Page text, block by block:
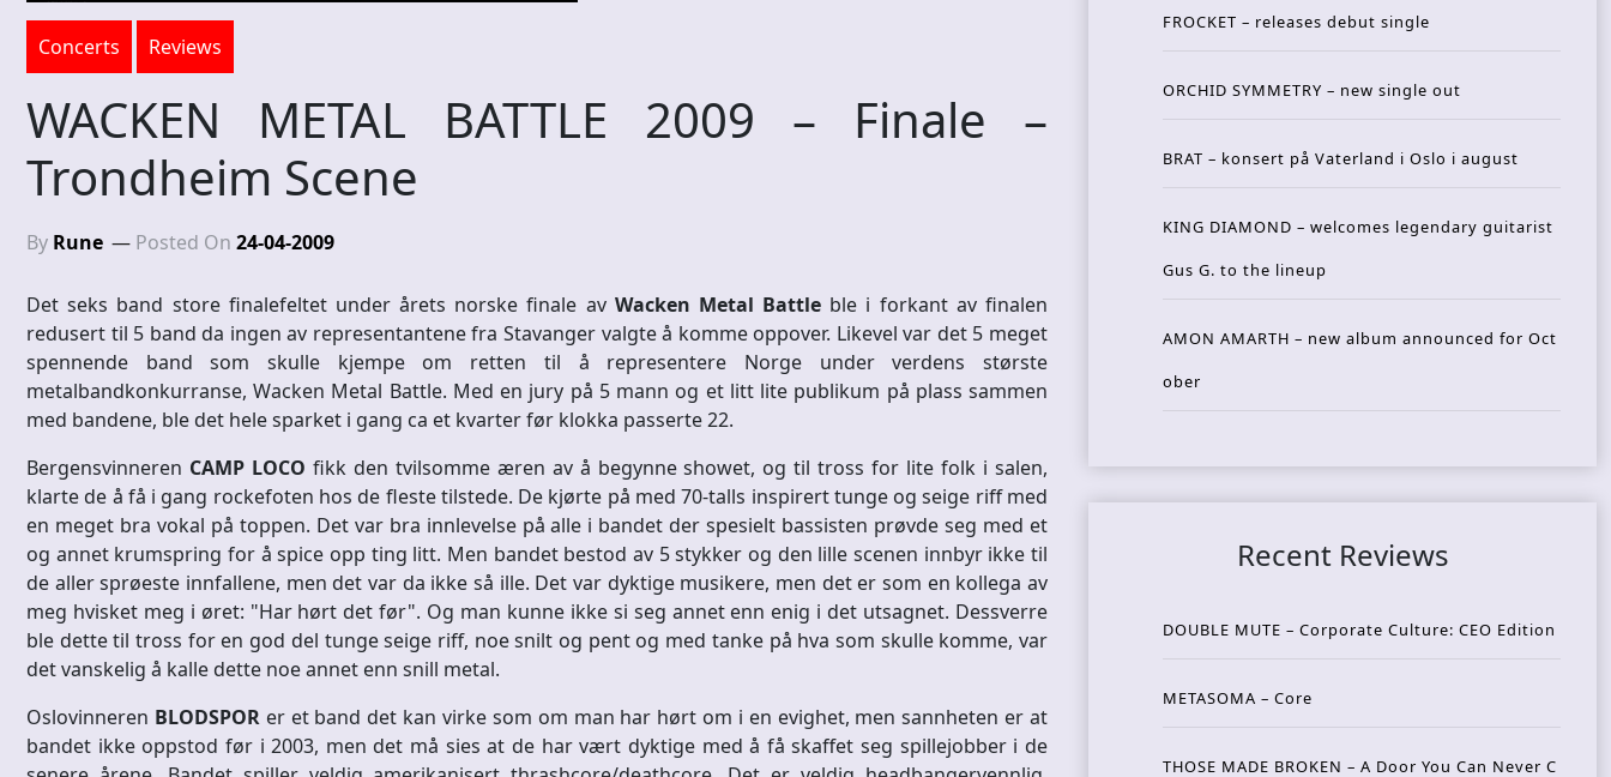
Concerts Reviews
WACKEN METAL BATTLE 2009 – Finale –
Trondheim Scene
By Rune Posted On 24-04-2009
Det seks band store finalefeltet under årets norske finale av Wacken Metal Battle ble i forkant av finalen
redusert til 5 band da ingen av representantene fra Stavanger valgte å komme oppover. Likevel var det 5 meget
spennende band som skulle kjempe om retten til å representere Norge under verdens største
metalbandkonkurranse, Wacken Metal Battle. Med en jury på 5 mann og et litt lite publikum på plass sammen
med bandene, ble det hele sparket i gang ca et kvarter før klokka passerte 22.
Bergensvinneren CAMP LOCO fikk den tvilsomme æren av å begynne showet, og til tross for lite folk i salen,
klarte de å få i gang rockefoten hos de fleste tilstede. De kjørte på med 70-talls inspirert tunge og seige riff med
en meget bra vokal på toppen. Det var bra innlevelse på alle i bandet der spesielt bassisten prøvde seg med et
og annet krumspring for å spice opp ting litt. Men bandet bestod av 5 stykker og den lille scenen innbyr ikke til
de aller sprøeste innfallene, men det var da ikke så ille. Det var dyktige musikere, men det er som en kollega av
meg hvisket meg i øret: "Har hørt det før". Og man kunne ikke si seg annet enn enig i det utsagnet. Dessverre
ble dette til tross for en god del tunge seige riff, noe snilt og pent og med tanke på hva som skulle komme, var
det vanskelig å kalle dette noe annet enn snill metal.
Oslovinneren BLODSPORer et band det kan virke som om man har hørt om i en evighet, men sannheten er at
bandet ikke oppstod før i 2003, men det må sies at de har vært dyktige med å få skaffet seg spillejobber i de
FROCKET – releases debut single
ORCHID SYMMETRY – new single out
BRAT – konsert på Vaterland i Oslo i august
KING DIAMOND – welcomes legendary guitarist
Gus G. to the lineup
AMON AMARTH – new album announced for Oct
ober
Recent Reviews
DOUBLE MUTE – Corporate Culture: CEO Edition
METASOMA – Core
THOSE MADE BROKEN – A Door You Can Never C